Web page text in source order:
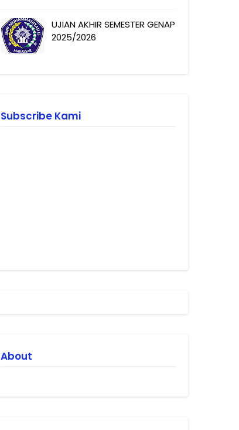
UJIAN AKHIR SEMESTER GENAP
2025/2026
Subscribe Kami
About